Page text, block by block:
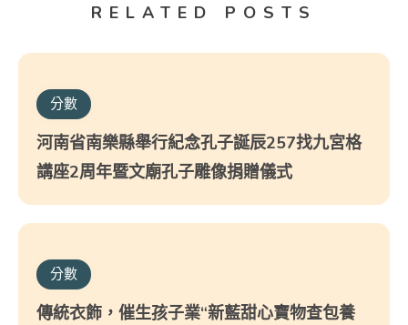
RELATED POSTS
分數
河南省南樂縣舉行紀念孔子誕辰257找九宮格
講座2周年暨文廟孔子雕像捐贈儀式
分數
傳統衣飾，催生孩子業“新藍甜心寶物查包養